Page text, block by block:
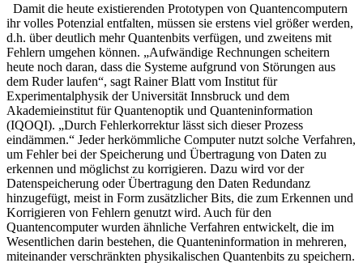
Damit die heute existierenden Prototypen von Quantencomputern
ihr volles Potenzial entfalten, müssen sie erstens viel größer werden,
d.h. über deutlich mehr Quantenbits verfügen, und zweitens mit
Fehlern umgehen können. „Aufwändige Rechnungen scheitern
heute noch daran, dass die Systeme aufgrund von Störungen aus
dem Ruder laufen“, sagt Rainer Blatt vom Institut für
Experimentalphysik der Universität Innsbruck und dem
Akademieinstitut für Quantenoptik und Quanteninformation
(IQOQI). „Durch Fehlerkorrektur lässt sich dieser Prozess
eindämmen.“ Jeder herkömmliche Computer nutzt solche Verfahren,
um Fehler bei der Speicherung und Übertragung von Daten zu
erkennen und möglichst zu korrigieren. Dazu wird vor der
Datenspeicherung oder Übertragung den Daten Redundanz
hinzugefügt, meist in Form zusätzlicher Bits, die zum Erkennen und
Korrigieren von Fehlern genutzt wird. Auch für den
Quantencomputer wurden ähnliche Verfahren entwickelt, die im
Wesentlichen darin bestehen, die Quanteninformation in mehreren,
miteinander verschränkten physikalischen Quantenbits zu speichern.